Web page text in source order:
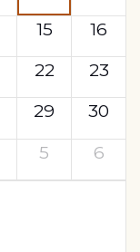
15
16
22
23
29
30
5 6